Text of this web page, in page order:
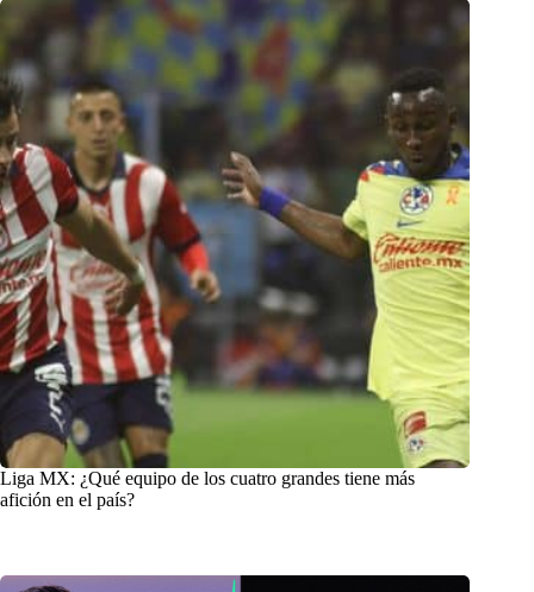
Liga MX: ¿Qué equipo de los cuatro grandes tiene más
afición en el país?